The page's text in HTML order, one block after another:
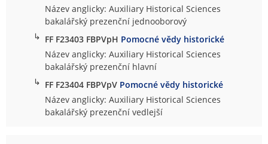
Název anglicky: Auxiliary Historical Sciences
bakalářský prezenční jednooborový
↳ FF F23403 FBPVpH Pomocné vědy historické
Název anglicky: Auxiliary Historical Sciences
bakalářský prezenční hlavní
↳ FF F23404 FBPVpV Pomocné vědy historické
Název anglicky: Auxiliary Historical Sciences
bakalářský prezenční vedlejší